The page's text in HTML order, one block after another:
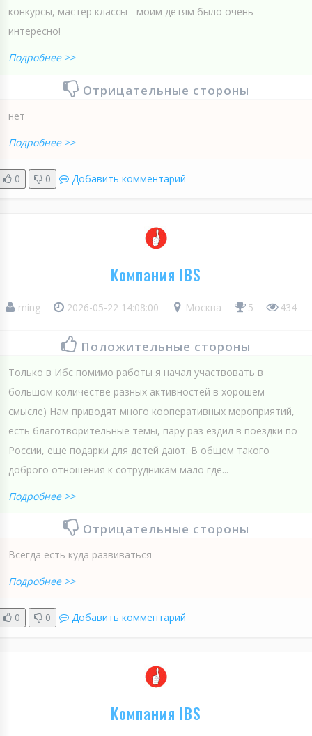
конкурсы, мастер классы - моим детям было очень
интересно!
Подробнее >>
Отрицательные стороны
нет
Подробнее >>
0 0 Добавить комментарий
Компания IBS
ming 2026-05-22 14:08:00 Москва 5 434
Положительные стороны
Только в Ибс помимо работы я начал участвовать в
большом количестве разных активностей в хорошем
смысле) Нам приводят много кооперативных мероприятий,
есть благотворительные темы, пару раз ездил в поездки по
России, еще подарки для детей дают. В общем такого
доброго отношения к сотрудникам мало где...
Подробнее >>
Отрицательные стороны
Всегда есть куда развиваться
Подробнее >>
0 0 Добавить комментарий
Компания IBS